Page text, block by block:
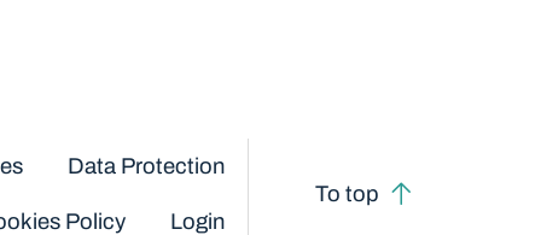
Data Protection
Policy Login
To top